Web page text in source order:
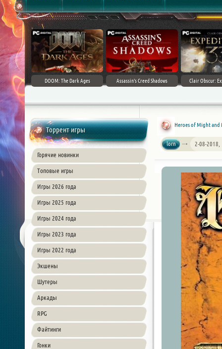
DOOM: The Dark Ages Assassin's Creed Shadows Clair Obscur:
Торрент игры
Горячие новинки
Топовые игры
Игры 2026 года
Игры 2025 года
Игры 2024 года
Игры 2023 года
Игры 2022 года
Экшены
Шутеры
Аркады
RPG
Файтинги
Гонки
Heroes of Might and
lorn 2-08-2018,